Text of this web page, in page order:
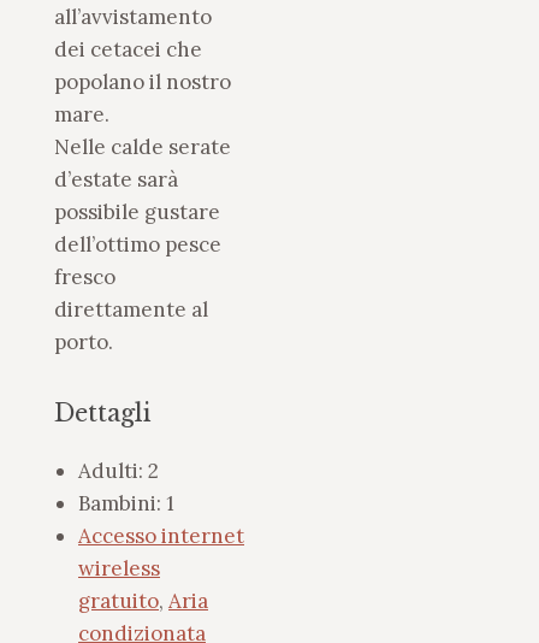
all’avvistamento
dei cetacei che
popolano il nostro
mare.
Nelle calde serate
d’estate sarà
possibile gustare
dell’ottimo pesce
fresco
direttamente al
porto.
Dettagli
Adulti: 2
Bambini: 1
Accesso internet
wireless
gratuito, Aria
condizionata